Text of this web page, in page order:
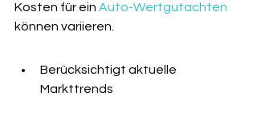
Kosten für ein Auto-Wertgutachten
können variieren.
Berücksichtigt aktuelle
Markttrends